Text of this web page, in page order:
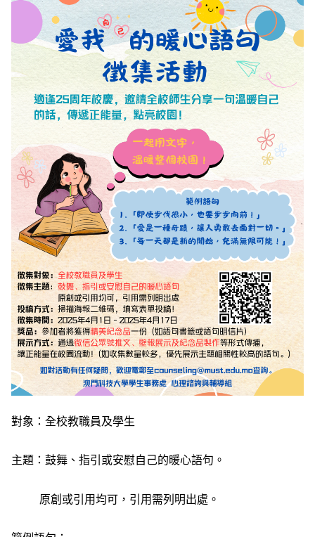
對象：全校教職員及學生
主題：鼓舞、指引或安慰自己的暖心語句。
原創或引用均可，引用需列明出處。